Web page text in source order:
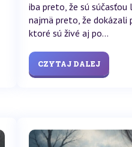
iba preto, že sú
najmä preto, že dokázali
ktoré sú živé aj po...
CZYTAJ DALEJ